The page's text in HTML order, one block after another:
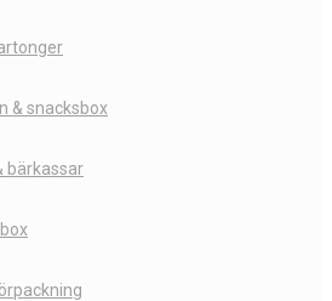
& snacksbox
bärkassar